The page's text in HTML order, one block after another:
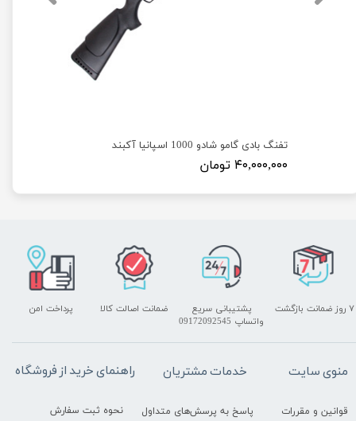
تفنگ بادی گامو شادو 1000 اسپانیا آکبند
۴۰,۰۰۰,۰۰۰ تومان
پشتیبانی سریع
واتساپ 09172092545
پرداخت امن ۷ روز ضمانت بازگشت ضمانت اصالت کالا
راهنمای خرید از فروشگاه
نحوه ثبت سفارش
خدمات مشتریان
پاسخ به پرسش‌های متداول
منوی سایت
قوانین و مقررات